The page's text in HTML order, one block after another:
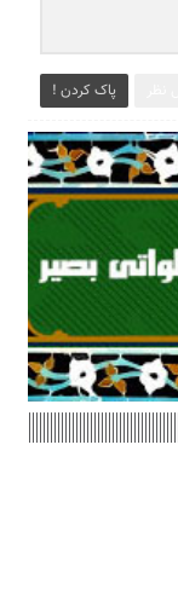
پاک کردن !